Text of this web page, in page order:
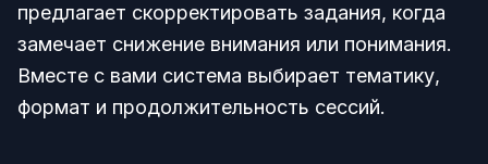
предлагает скорректировать задания, когда
замечает снижение внимания или понимания.
Вместе с вами система выбирает тематику,
формат и продолжительность сессий.